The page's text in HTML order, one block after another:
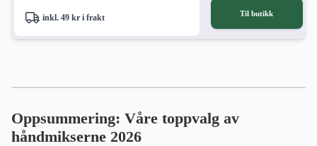
inkl. 49 kr i frakt Til butikk
Oppsummering: Våre toppvalg av
håndmikserne 2026